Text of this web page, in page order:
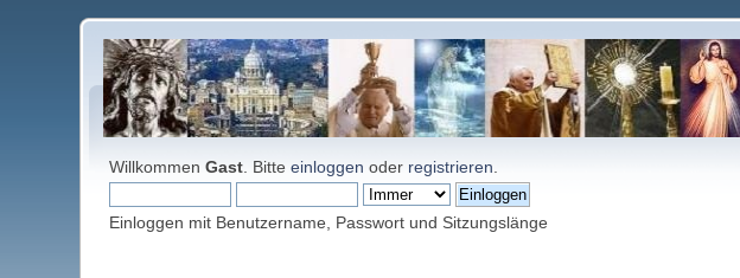
WillkommenGast . Bitteeinloggen oder registrieren
Einloggen mit Benutzername, Passwort und Sitzungslänge